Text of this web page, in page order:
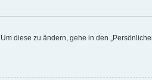
diese zu ändern, gehe in den